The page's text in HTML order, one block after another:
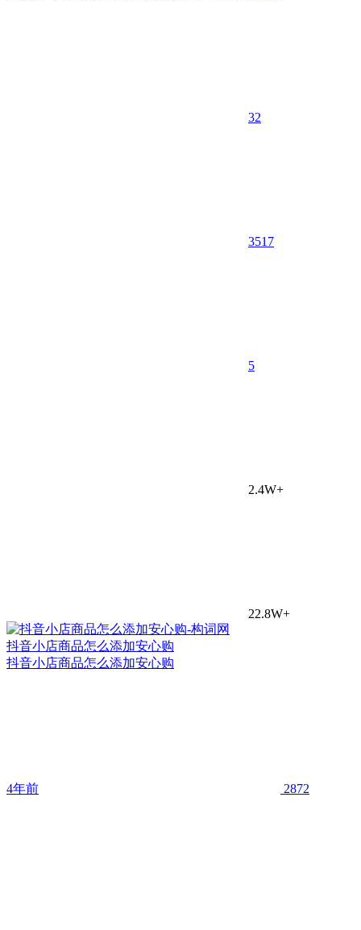
32
3517
5
2.4W+
22.8W+
抖音小店商品怎么添加安心购
抖音小店商品怎么添加安心购
4年前 2872